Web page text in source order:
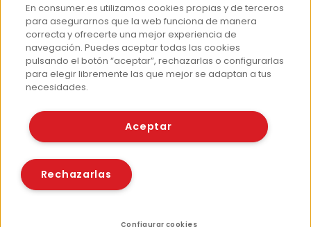
Hemeroteca
Contacto
Prensa
Corpus Lingüístico Consumer
© Fundación EROSKI
Políticas de cookies
En consumer.es utilizamos cookies propias y de terceros
para asegurarnos que la web funciona de manera
correcta y ofrecerte una mejor experiencia de
navegación. Puedes aceptar todas las cookies
pulsando el botón “aceptar”, rechazarlas o configurarlas
para elegir libremente las que mejor se adaptan a tus
necesidades.
Aceptar
Rechazarlas
Configurar cookies